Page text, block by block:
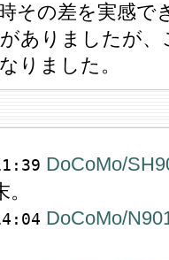
その差を実感で
ありましたが
りました。
DoCoMo/
DoCoMo/